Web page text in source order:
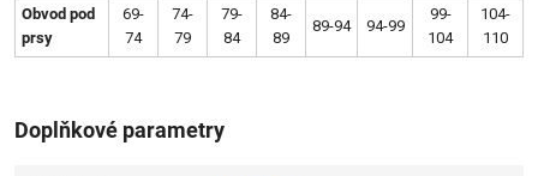
Obvod pod
prsy
69-
74
74-
79
79-
84
84-
89
89-94 94-99
99-
104
104-
110
Doplňkové parametry